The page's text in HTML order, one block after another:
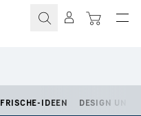
FRISCHE-IDEEN
DESIGN UND